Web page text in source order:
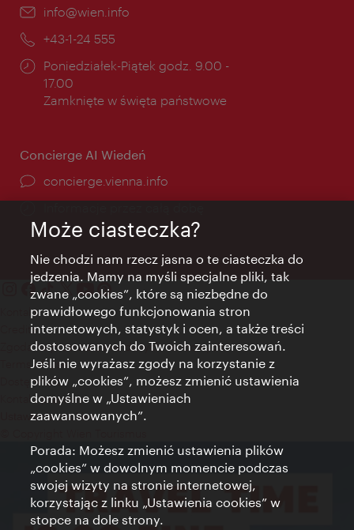
E-
info@wien.info
Telefon:
+43-1-24 555
Godziny
otwarcia:
Poniedziałek-Piątek godz. 9.00 -
17.00
Zamknięte w święta państwowe
Concierge AI Wiedeń
concierge.vienna.info
Kontakt
Credits
Zgoda na przetwarzanie danych osobowych
Terms of Use
Dostępność
Kontakt prasowy
Ustawienia cookies
Może ciasteczka?
Nie chodzi nam rzecz jasna o te ciasteczka do
jedzenia. Mamy na myśli specjalne pliki, tak
zwane „cookies”, które są niezbędne do
prawidłowego funkcjonowania stron
internetowych, statystyk i ocen, a także treści
dostosowanych do Twoich zainteresowań.
Jeśli nie wyrażasz zgody na korzystanie z
plików „cookies”, możesz zmienić ustawienia
domyślne w „Ustawieniach
zaawansowanych”.
Porada: Możesz zmienić ustawienia plików
„cookies” w dowolnym momencie podczas
swojej wizyty na stronie internetowej,
korzystając z linku „Ustawienia cookies” w
stopce na dole strony.